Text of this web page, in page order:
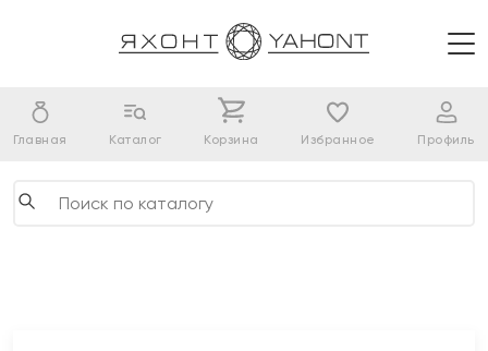
Главная Каталог Корзина Избранное Профиль